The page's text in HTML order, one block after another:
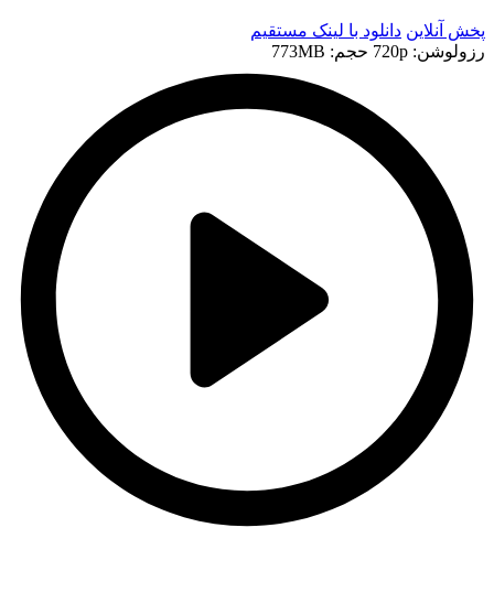
پخش آنلاین دانلود با لينک مستقيم
رزولوشن: 720p
حجم: 773MB